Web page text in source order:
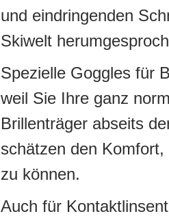
und eindringenden
Skiwelt
Spezielle Goggles für
weil Sie Ihre ganz
Brillenträger abseits
schätzen den
zu können.
Auch für